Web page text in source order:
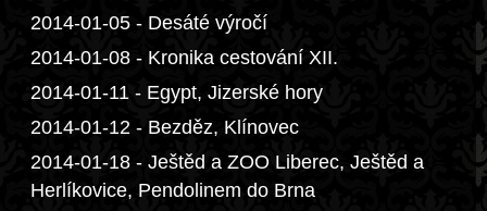
2014-01-05 - Desáté výročí
2014-01-08 - Kronika cestování XII.
2014-01-11 - Egypt, Jizerské hory
2014-01-12 - Bezděz, Klínovec
2014-01-18 - Ještěd a ZOO Liberec, Ještěd a
Herlíkovice, Pendolinem do Brna